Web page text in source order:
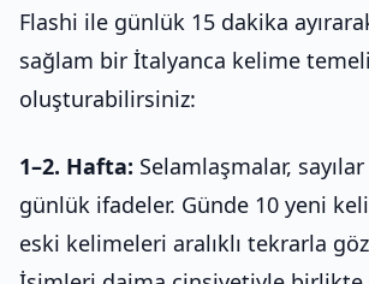
Flashi ile günlük 15 dakika
sağlam bir İtalyanca kelime temeli
oluşturabilirsiniz:
1–2. Hafta: Selamlaşmalar,
günlük ifadeler. Günde 10 yeni
eski kelimeleri aralıklı tekrarla